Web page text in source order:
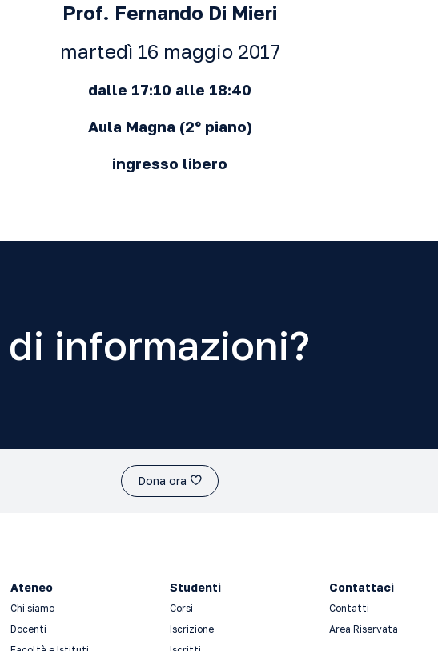
Prof. Fernando Di Mieri
martedì 16 maggio 2017
dalle 17:10 alle 18:40
Aula Magna (2º piano)
ingresso libero
informazioni?
Dona ora
Ateneo
Chi siamo
Docenti
Studenti
Corsi
Iscrizione
Contattaci
Contatti
Area Riservata